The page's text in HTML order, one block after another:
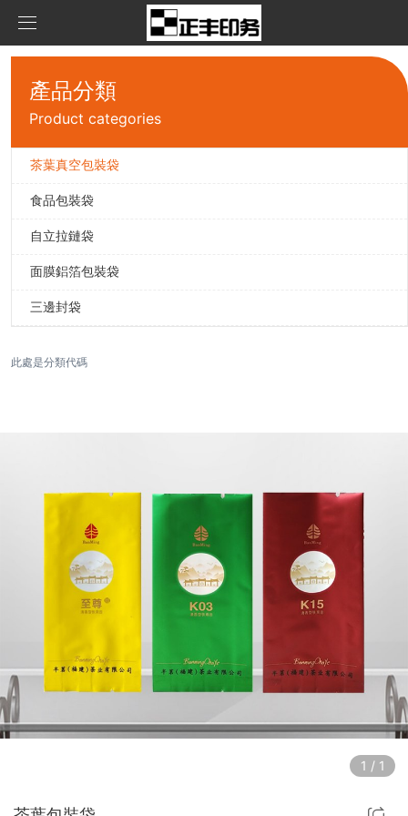
產品中心
茶葉真空包裝袋
食品包裝袋
面膜鋁箔包裝袋
新聞資訊
公司資訊
關于我們
在線留言
產品分類
Product categories
茶葉真空包裝袋
食品包裝袋
自立拉鏈袋
面膜鋁箔包裝袋
三邊封袋
此處是分類代碼
1 / 1